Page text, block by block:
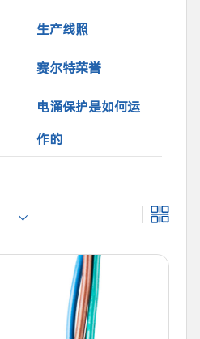
生产线照
赛尔特荣誉
电涌保护是如何运
作的